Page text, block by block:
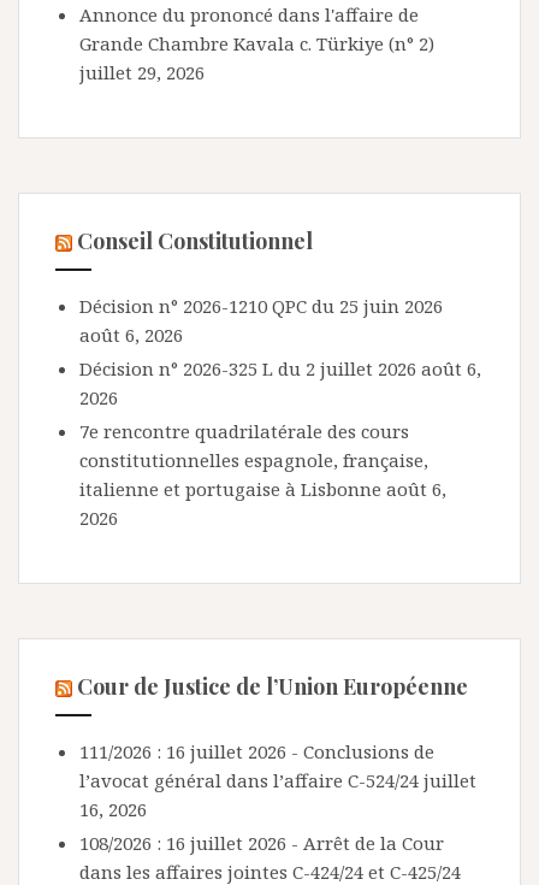
Annonce du prononcé dans l'affaire de
Grande Chambre Kavala c. Türkiye (n° 2)
juillet 29, 2026
Conseil Constitutionnel
Décision n° 2026-1210 QPC du 25 juin 2026
août 6, 2026
Décision n° 2026-325 L du 2 juillet 2026 août 6,
2026
7e rencontre quadrilatérale des cours
constitutionnelles espagnole, française,
italienne et portugaise à Lisbonne août 6,
2026
Cour de Justice de l’Union Européenne
111/2026 : 16 juillet 2026 - Conclusions de
l’avocat général dans l’affaire C-524/24 juillet
16, 2026
108/2026 : 16 juillet 2026 - Arrêt de la Cour
dans les affaires jointes C-424/24 et C-425/24